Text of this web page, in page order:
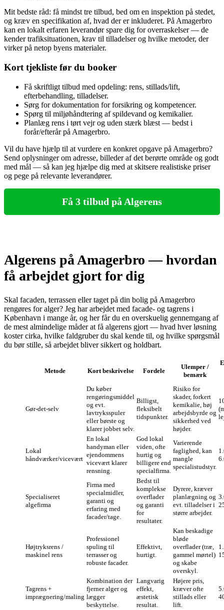
Mit bedste råd: få mindst tre tilbud, bed om en inspektion på stedet,
og kræv en specifikation af, hvad der er inkluderet. På Amagerbro
kan en lokalt erfaren leverandør spare dig for overraskelser — de
kender trafiksituationen, krav til tilladelser og hvilke metoder, der
virker på netop byens materialer.
Kort tjekliste før du booker
Få skriftligt tilbud med opdeling: rens, stillads/lift,
efterbehandling, tilladelser.
Sørg for dokumentation for forsikring og kompetencer.
Spørg til miljøhåndtering af spildevand og kemikalier.
Planlæg rens i tørt vejr og uden stærk blæst — bedst i
forår/efterår på Amagerbro.
Vil du have hjælp til at vurdere en konkret opgave på Amagerbro?
Send oplysninger om adresse, billeder af det berørte område og godt
med mål — så kan jeg hjælpe dig med at skitsere realistiske priser
og pege på relevante leverandører.
Få 3 tilbud på Algerens
Algerens på Amagerbro — hvordan
få arbejdet gjort for dig
Skal facaden, terrassen eller taget på din bolig på Amagerbro
rengøres for alger? Jeg har arbejdet med facade- og tagrens i
København i mange år, og her får du en overskuelig gennemgang af
de mest almindelige måder at få algerens gjort — hvad hver løsning
koster cirka, hvilke faldgruber du skal kende til, og hvilke spørgsmål
du bør stille, så arbejdet bliver sikkert og holdbart.
Metode Kort beskrivelse Fordele
Ulemper /
bemærk
Gør‑det‑selv
Du køber
rengøringsmiddel
og evt.
lavtryksspuler
eller børste og
klarer jobbet selv.
Billigst,
fleksibelt
tidspunkter.
Risiko for
skader, forkert
kemikalie, høj
arbejdsbyrde og
sikkerhed ved
højder.
Lokal
håndværker/vicevært
En lokal
handyman eller
ejendommens
vicevært klarer
rensning.
God lokal
viden, ofte
hurtig og
billigere end
specialfirma.
Varierende
faglighed, kan
mangle
specialistudstyr.
Specialiseret
algefirma
Firma med
specialmidler,
garanti og
erfaring med
facader/tage.
Bedst til
komplekse
overflader
og garanti
for
resultater.
Dyrere, kræver
planlægning og
evt. tilladelser i
større arbejder.
Højtryksrens /
maskinel rens
Professionel
spuling til
terrasser og
robuste facader.
Effektivt,
hurtigt.
Kan beskadige
bløde
overflader (træ,
gammel mørtel)
og skabe
overskyl.
Tagrens +
imprægnering/maling
Kombination der
fjerner alger og
lægger
beskyttelse.
Langvarig
effekt,
æstetisk
resultat.
Højere pris,
kræver ofte
stillads eller
lift.